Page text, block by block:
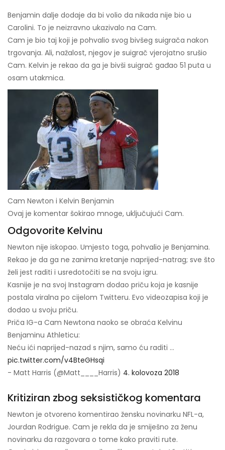
Benjamin dalje dodaje da bi volio da nikada nije bio u
Carolini. To je neizravno ukazivalo na Cam.
Cam je bio taj koji je pohvalio svog bivšeg suigrača nakon
trgovanja. Ali, nažalost, njegov je suigrač vjerojatno srušio
Cam. Kelvin je rekao da ga je bivši suigrač gađao 51 puta u
osam utakmica.
Cam Newton i Kelvin Benjamin
Ovaj je komentar šokirao mnoge, uključujući Cam.
Odgovorite Kelvinu
Newton nije iskopao. Umjesto toga, pohvalio je Benjamina.
Rekao je da ga ne zanima kretanje naprijed-natrag; sve što
želi jest raditi i usredotočiti se na svoju igru.
Kasnije je na svoj Instagram dodao priču koja je kasnije
postala viralna po cijelom Twitteru. Evo videozapisa koji je
dodao u svoju priču.
Priča IG-a Cam Newtona naoko se obraća Kelvinu
Benjaminu Athleticu:
Neću ići naprijed-nazad s njim, samo ću raditi ...
pic.twitter.com/v4BteGHsqi
- Matt Harris (@Matt____Harris) 4. kolovoza 2018
Kritiziran zbog seksističkog komentara
Newton je otvoreno komentirao žensku novinarku NFL-a,
Jourdan Rodrigue. Cam je rekla da je smiješno za ženu
novinarku da razgovara o tome kako praviti rute.